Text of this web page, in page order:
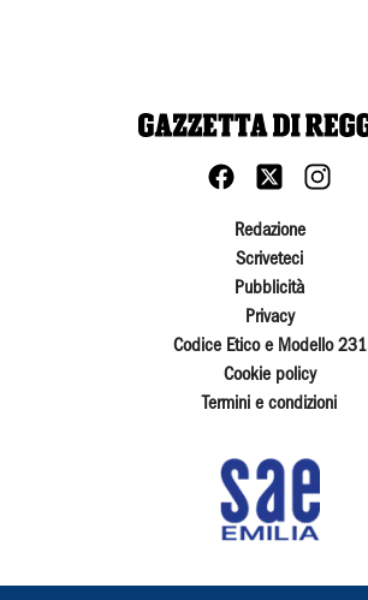
Redazione
Scriveteci
Pubblicità
Privacy
Codice Etico e Modello 231
Cookie policy
Termini e condizioni